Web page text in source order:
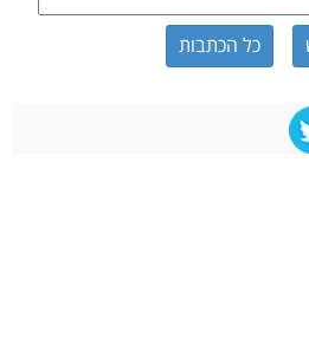
כל הכתבות